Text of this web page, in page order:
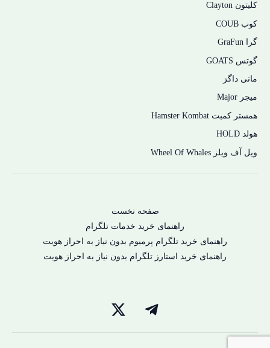
کلیتون Clayton
کوب COUB
گرا GraFun
گوتس GOATS
مانی داگز
میجر Major
همستر کمبت Hamster Kombat
هولد HOLD
ویل آف ویلز Wheel Of Whales
صفحه نخست
راهنمای خرید خدمات تلگرام
راهنمای خرید تلگرام پرمیوم بدون نیاز به احراز هویت
راهنمای خرید استارز تلگرام بدون نیاز به احراز هویت